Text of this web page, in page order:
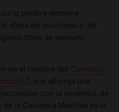
la palabra alemana
«feria de muestras» y, de
tipos de parques
en el nombre del Complejo
, que alberga una
con la cerámica, de
la Cerámica Mashiko es la